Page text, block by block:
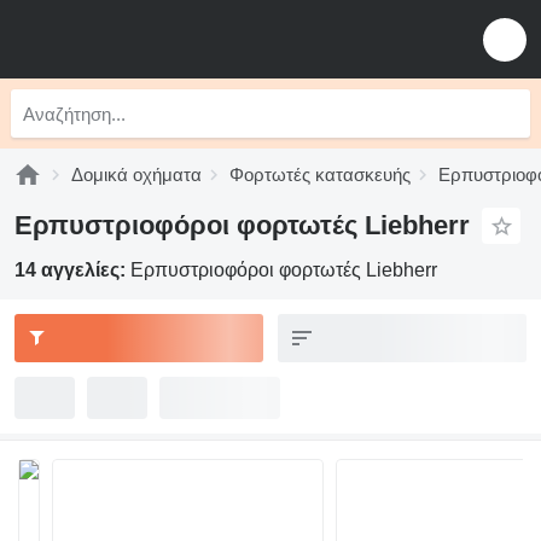
Δομικά οχήματα Φορτωτές κατασκευής
Ερπυστριοφόροι φορτωτές Liebherr
14 αγγελίες: Ερπυστριοφόροι φορτωτές Liebherr